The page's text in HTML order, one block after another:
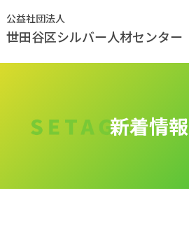
公益社団法人
世田谷区シルバー人材センター
新着情報